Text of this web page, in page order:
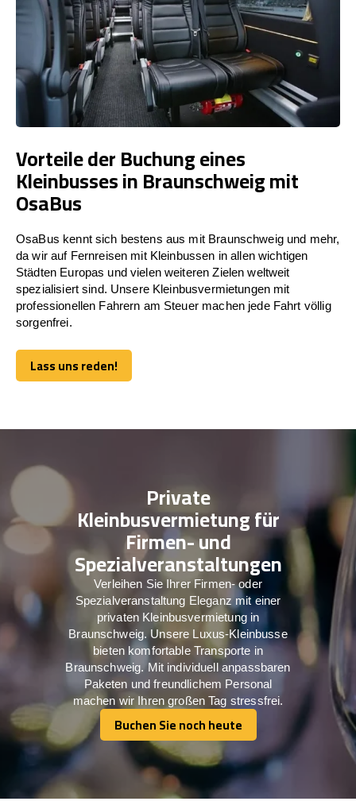
Vorteile der Buchung eines
Kleinbusses in Braunschweig mit
OsaBus
OsaBus kennt sich bestens aus mit Braunschweig und mehr,
da wir auf Fernreisen mit Kleinbussen in allen wichtigen
Städten Europas und vielen weiteren Zielen weltweit
spezialisiert sind. Unsere Kleinbusvermietungen mit
professionellen Fahrern am Steuer machen jede Fahrt völlig
sorgenfrei.
Lass uns reden!
Lass uns reden!
Private
Kleinbusvermietung für
Firmen- und
Spezialveranstaltungen
Verleihen Sie Ihrer Firmen- oder
Spezialveranstaltung Eleganz mit einer
privaten Kleinbusvermietung in
Braunschweig. Unsere Luxus-Kleinbusse
bieten komfortable Transporte in
Braunschweig. Mit individuell anpassbaren
Paketen und freundlichem Personal
machen wir Ihren großen Tag stressfrei.
Buchen Sie noch heute
Buchen Sie noch heute